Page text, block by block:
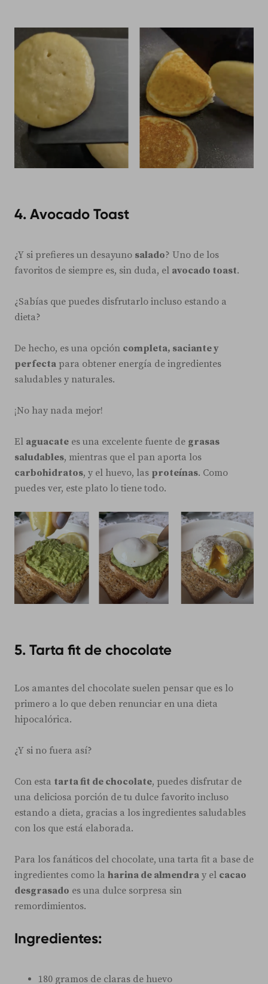
4. Avocado Toast
¿Y si prefieres un desayuno salado? Uno de los
favoritos de siempre es, sin duda, el avocado toast.
¿Sabías que puedes disfrutarlo incluso estando a
dieta?
De hecho, es una opción completa, saciante y
perfecta para obtener energía de ingredientes
saludables y naturales.
¡No hay nada mejor!
El aguacate es una excelente fuente de grasas
saludables, mientras que el pan aporta los
carbohidratos, y el huevo, las proteínas. Como
puedes ver, este plato lo tiene todo.
5. Tarta fit de chocolate
Los amantes del chocolate suelen pensar que es lo
primero a lo que deben renunciar en una dieta
hipocalórica.
¿Y si no fuera así?
Con esta tarta fit de chocolate, puedes disfrutar de
una deliciosa porción de tu dulce favorito incluso
estando a dieta, gracias a los ingredientes saludables
con los que está elaborada.
Para los fanáticos del chocolate, una tarta fit a base de
ingredientes como la harina de almendra y el cacao
desgrasado es una dulce sorpresa sin
remordimientos.
Ingredientes:
180 gramos de claras de huevo